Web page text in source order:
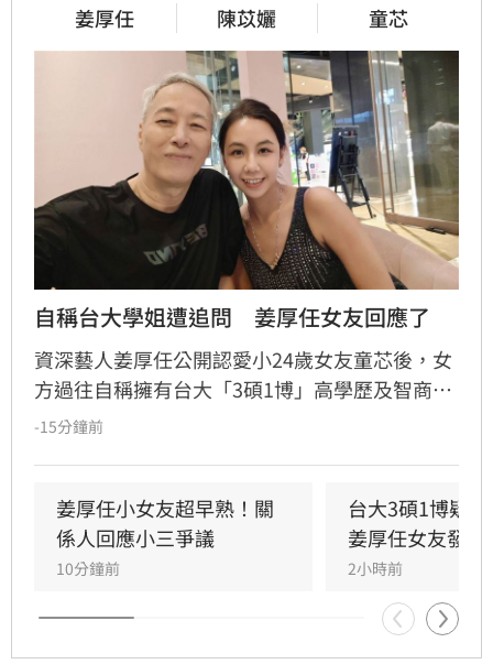
姜厚任 陳苡孋 童芯
自稱台大學姐遭追問　姜厚任女友回應了
資深藝人姜厚任公開認愛小24歲女友童芯後，女
方過往自稱擁有台大「3碩1博」高學歷及智商
146等背景引發外界高度質疑。童芯日前於社群
件，導致話題持續發酵，網友針對其學歷真實性
仍存有諸多疑問。面對女友身陷輿論風波，姜厚
任展現力挺態度，笑稱兩人的戀情已像偵探片，
-15分鐘前
姜厚任小女友超早熟！關
係人回應小三爭議
10分鐘前
台大3碩1博疑
姜厚任女友發聲
2小時前